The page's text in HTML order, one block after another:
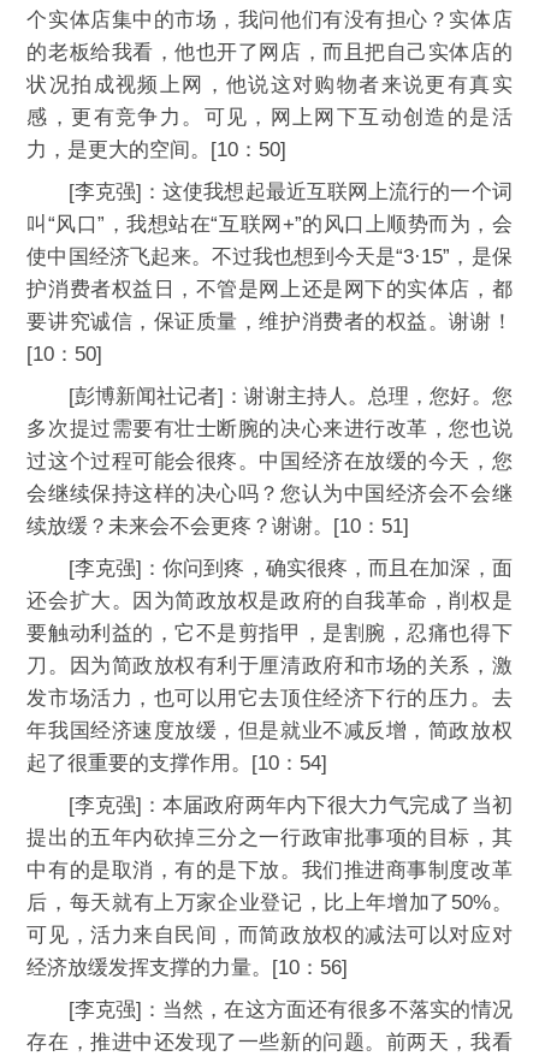
个实体店集中的市场，我问他们有没有担心？实体店
的老板给我看，他也开了网店，而且把自己实体店的
状况拍成视频上网，他说这对购物者来说更有真实
感，更有竞争力。可见，网上网下互动创造的是活
力，是更大的空间。[10：50]
[李克强]：这使我想起最近互联网上流行的一个词
叫“风口”，我想站在“互联网+”的风口上顺势而为，会
使中国经济飞起来。不过我也想到今天是“3·15”，是保
护消费者权益日，不管是网上还是网下的实体店，都
要讲究诚信，保证质量，维护消费者的权益。谢谢！
[10：50]
[彭博新闻社记者]：谢谢主持人。总理，您好。您
多次提过需要有壮士断腕的决心来进行改革，您也说
过这个过程可能会很疼。中国经济在放缓的今天，您
会继续保持这样的决心吗？您认为中国经济会不会继
续放缓？未来会不会更疼？谢谢。[10：51]
[李克强]：你问到疼，确实很疼，而且在加深，面
还会扩大。因为简政放权是政府的自我革命，削权是
要触动利益的，它不是剪指甲，是割腕，忍痛也得下
刀。因为简政放权有利于厘清政府和市场的关系，激
发市场活力，也可以用它去顶住经济下行的压力。去
年我国经济速度放缓，但是就业不减反增，简政放权
起了很重要的支撑作用。[10：54]
[李克强]：本届政府两年内下很大力气完成了当初
提出的五年内砍掉三分之一行政审批事项的目标，其
中有的是取消，有的是下放。我们推进商事制度改革
后，每天就有上万家企业登记，比上年增加了50%。
可见，活力来自民间，而简政放权的减法可以对应对
经济放缓发挥支撑的力量。[10：56]
[李克强]：当然，在这方面还有很多不落实的情况
存在，推进中还发现了一些新的问题。前两天，我看